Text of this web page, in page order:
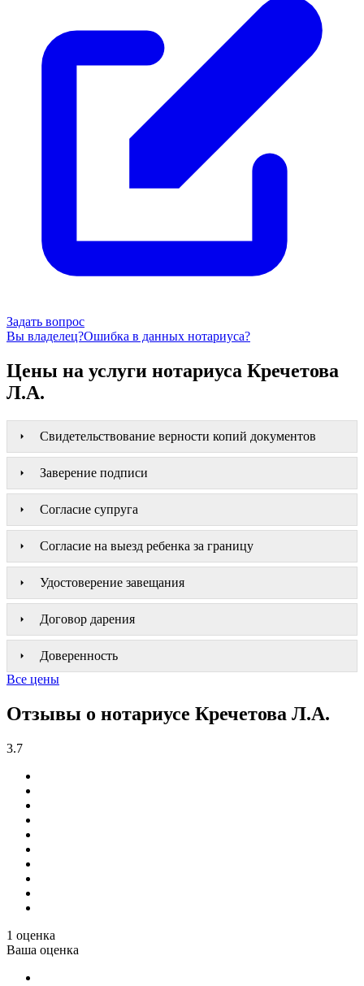
Задать вопрос
Вы владелец?Ошибка в данных нотариуса?
Цены на услуги нотариуса Кречетова
Л.А.
Свидетельствование верности копий документов
Заверение подписи
Согласие супруга
Согласие на выезд ребенка за границу
Удостоверение завещания
Договор дарения
Доверенность
Все цены
Отзывы о нотариусе Кречетова Л.А.
3.7
1 оценка
Ваша оценка